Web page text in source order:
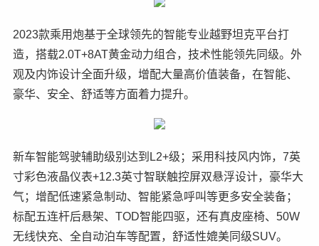
2023款乘用炮基于全球领先的智能专业越野坦克平台打
造，搭载2.0T+8AT黄金动力组合，技术性能领先同级。外
观及内饰设计全面升级，增配大量高价值装备，在智能、
豪华、安全、舒适等方面着力提升。
新车智能驾驶辅助级别达到L2+级；采用科技风内饰，7英
寸彩色液晶仪表+12.3英寸智联触控屏双悬浮设计，豪华大
气；增配低速紧急制动、智能紧急呼叫等更多安全装备；
标配五连杆后悬架、TOD智能四驱，还有真皮座椅、 50W
无线快充、全自动泊车等配置，舒适性媲美同级SUV。